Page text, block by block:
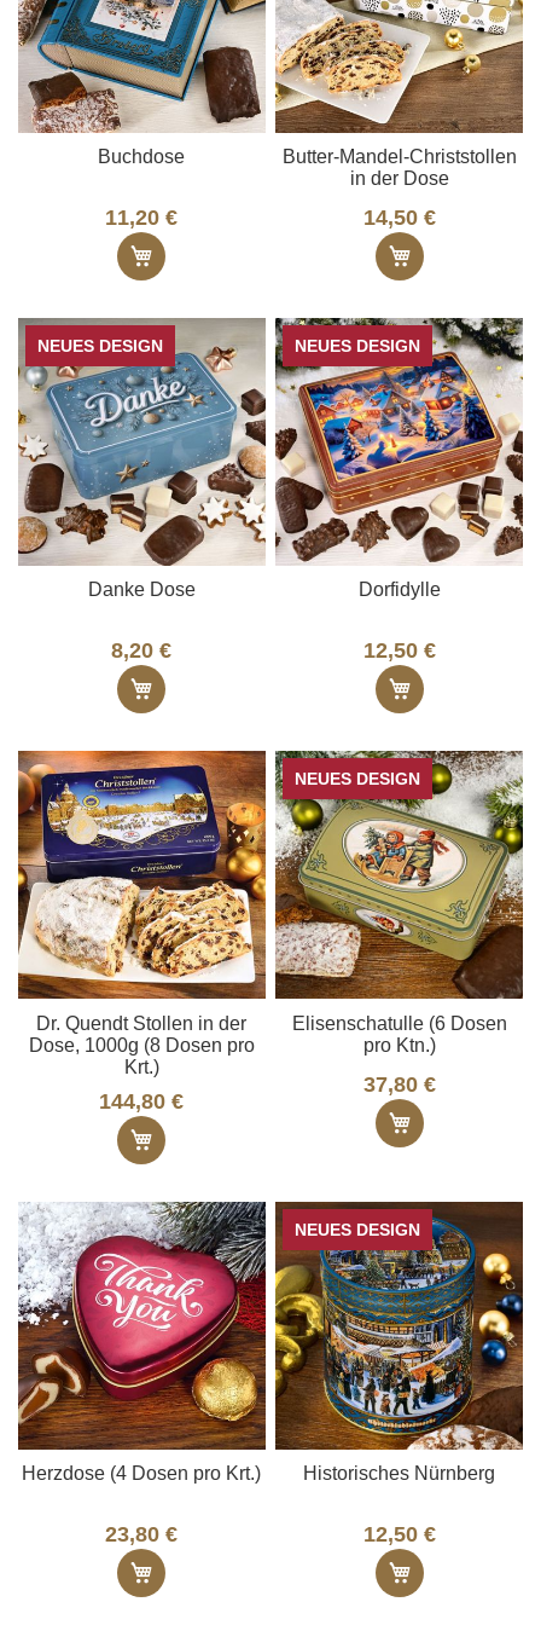
Buchdose
11,20 €
In den Warenkorb
Butter-Mandel-Christstollen
in der Dose
14,50 €
In den
Danke Dose
8,20 €
NEUES DESIGN
In den Warenkorb
Dorfidylle
12,50 €
NEUES DESIGN
In den
Dr. Quendt Stollen in der
Dose, 1000g (8 Dosen pro
Krt.)
144,80 €
In den Warenkorb
Elisenschatulle (6 Dosen
pro Ktn.)
37,80 €
NEUES DESIGN
In den
Herzdose (4 Dosen pro Krt.)
23,80 €
In den Warenkorb
Historisches Nürnberg
12,50 €
NEUES DESIGN
In den